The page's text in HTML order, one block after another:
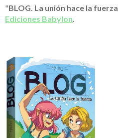
"BLOG. La unión hace la fuerza
Ediciones Babylon.